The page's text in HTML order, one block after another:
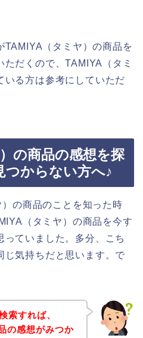
TAMIYA（タミヤ）の商品を
だくので、TAMIYA（タミ
いる方は参考にしていただ
の商品の感想を探
つからない方へ♪
の商品のことを知った時
（タミヤ）の商品を今す
っていました。多分、こち
じ気持ちだと思います。で
索すれば、
の感想がみつか